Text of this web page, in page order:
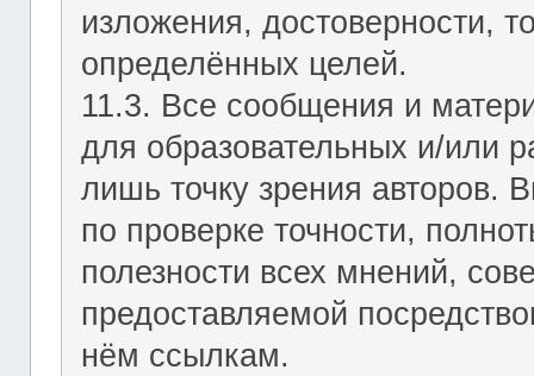
изложения, достоверности,
определённых целей.
11.3. Все сообщения и
для образовательных и/или
лишь точку зрения авторов.
по проверке точности,
полезности всех мнений,
предоставляемой
нём ссылкам.